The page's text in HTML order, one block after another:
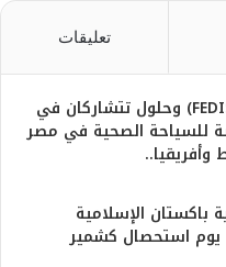
تعليقات
فيكسد مصر (FEDIS) وحلول تتشاركان في
للسياحة الصحية في مصر
الإسلامية
يوم استحصال كشمير